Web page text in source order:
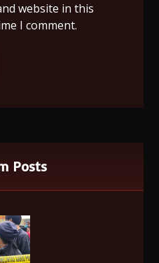
website in this
I comment.
Posts